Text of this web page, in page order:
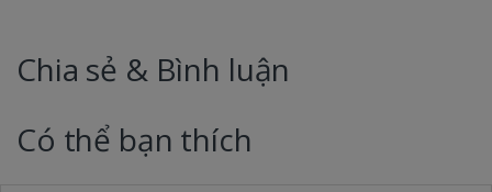
Chia sẻ & Bình luận
Có thể bạn thích